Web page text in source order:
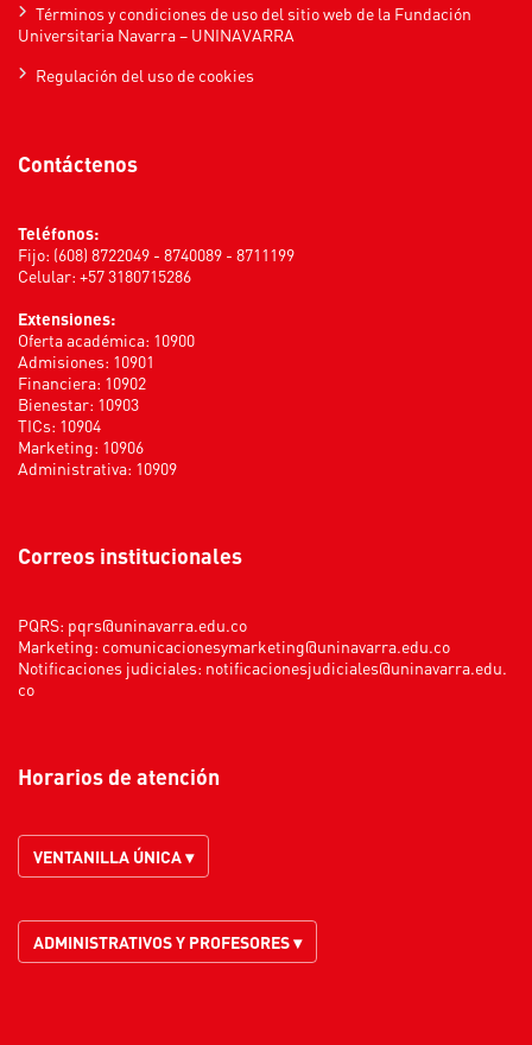
Términos y condiciones de uso del sitio web de la Fundación
Universitaria Navarra – UNINAVARRA
Regulación del uso de cookies
Contáctenos
Teléfonos:
Fijo: (608) 8722049 - 8740089 - 8711199
Celular: +57 3180715286
Extensiones:
Oferta académica: 10900
Admisiones: 10901
Financiera: 10902
Bienestar: 10903
TICs: 10904
Marketing: 10906
Administrativa: 10909
Correos institucionales
PQRS: pqrs@uninavarra.edu.co
Marketing: comunicacionesymarketing@uninavarra.edu.co
Notificaciones judiciales: notificacionesjudiciales@uninavarra.edu.
co
Horarios de atención
VENTANILLA ÚNICA ▾
ADMINISTRATIVOS Y PROFESORES ▾